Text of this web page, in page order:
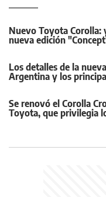
Nuevo Toyota Corolla:
nueva edición
Los detalles de la
Argentina y los
Se renovó el Corolla
Toyota, que privilegia